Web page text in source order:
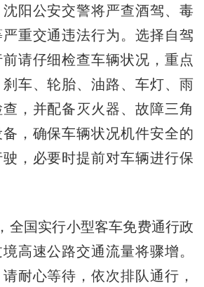
公安交警将严查酒驾、毒
重交通违法行为。选择自驾
请仔细检查车辆状况，重点
车、轮胎、油路、车灯、雨
，并配备灭火器、故障三角
，确保车辆状况机件安全的
，必要时提前对车辆进行保
国实行小型客车免费通行政
高速公路交通流量将骤增。
耐心等待，依次排队通行，